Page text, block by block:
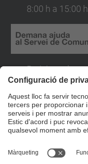
8:00 h a 15:00
Peticions de
Permisos llistes
Actualització
Altres
Formulari de